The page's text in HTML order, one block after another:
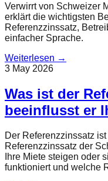
Verwirrt von Schweizer
erklärt die wichtigsten
Referenzzinssatz,
einfacher Sprache.
Weiterlesen →
3 May 2026
Was ist der
beeinflusst er
Der Referenzzinssatz
Referenzzinssatz der
Ihre Miete steigen oder
funktioniert und welche